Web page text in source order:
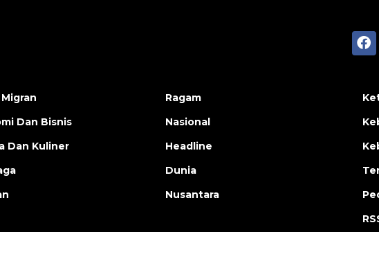
Dan Bisnis
Dan Kuliner
Ragam
Nasional
Headline
Dunia
Nusantara